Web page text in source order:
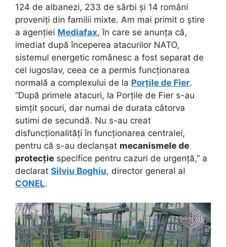
124 de albanezi, 233 de sârbi și 14 români
proveniți din familii mixte. Am mai primit o știre
a agenției Mediafax, în care se anunța că,
imediat după începerea atacurilor NATO,
sistemul energetic românesc a fost separat de
cel iugoslav, ceea ce a permis funcționarea
normală a complexului de la Porțile de Fier.
“După primele atacuri, la Porțile de Fier s-au
simțit șocuri, dar numai de durata câtorva
sutimi de secundă. Nu s-au creat
disfuncționalități în funcționarea centralei,
pentru că s-au declanșat mecanismele de
protecție specifice pentru cazuri de urgență,” a
declarat Silviu Boghiu, director general al
CONEL.